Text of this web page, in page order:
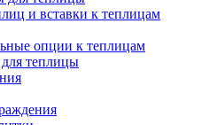
и вставки к теплицам
опции к теплицам
теплицы